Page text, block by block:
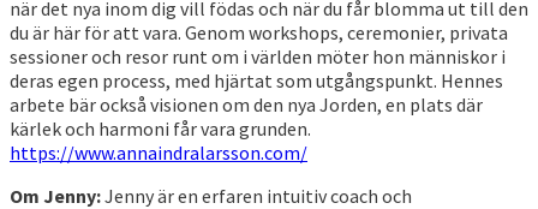
när det nya inom dig vill födas och när du får blomma ut till den
du är här för att vara. Genom workshops, ceremonier, privata
sessioner och resor runt om i världen möter hon människor i
deras egen process, med hjärtat som utgångspunkt. Hennes
arbete bär också visionen om den nya Jorden, en plats där
kärlek och harmoni får vara grunden.
https://www.annaindralarsson.com/
Om Jenny:Jenny är en erfaren intuitiv coach och